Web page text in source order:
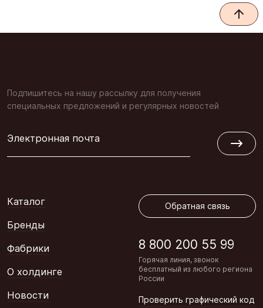
Подпишитесь на нашу рассылку для получения
специальных предложений и регулярных новостей
Электронная почта
Каталог
Бренды
Фабрики
О холдинге
Новости
Обратная связь
8 800 200 55 99
Горячая линия, звонок
бесплатный из любого региона
России
Проверить графический код